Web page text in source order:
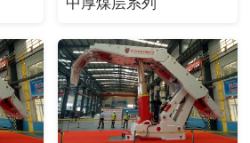
中厚煤层系列